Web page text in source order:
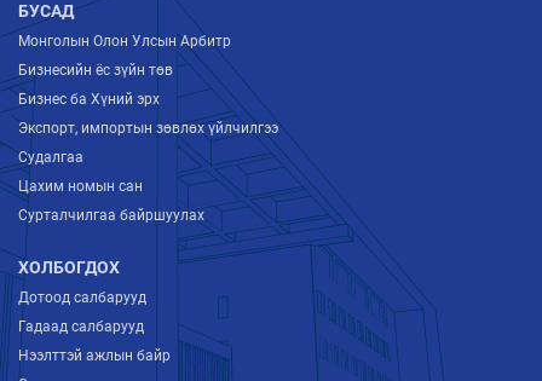
БУСАД
Монголын Олон Улсын Арбитр
Бизнесийн ёс зүйн төв
Бизнес ба Хүний эрх
Экспорт, импортын зөвлөх үйлчилгээ
Судалгаа
Цахим номын сан
Сурталчилгаа байршуулах
ХОЛБОГДОХ
Дотоод салбарууд
Гадаад салбарууд
Нээлттэй ажлын байр